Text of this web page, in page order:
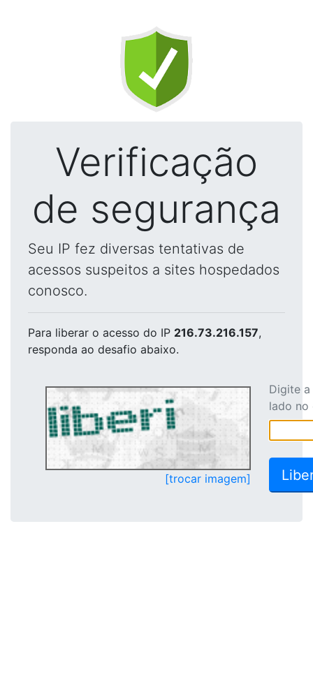
Verificação
de segurança
Seu IP fez diversas tentativas de
acessos suspeitos a sites hospedados
conosco.
Para liberar o acesso do IP 216.73.216.157,
responda ao desafio abaixo.
[trocar imagem]
Digite
lado no